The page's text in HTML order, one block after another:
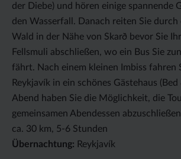
der Diebe) und hören einige spannende
den Wasserfall. Danach reiten Sie durch
Wald in der Nähe von Skarð bevor Sie
Fellsmuli abschließen, wo ein Bus Sie
fährt. Nach einem kleinen Imbiss fahren
Reykjavík in ein schönes Gästehaus
Abend haben Sie die Möglichkeit, die
gemeinsamen Abendessen
ca. 30 km, 5-6 Stunden
Übernachtung: Reykjavík